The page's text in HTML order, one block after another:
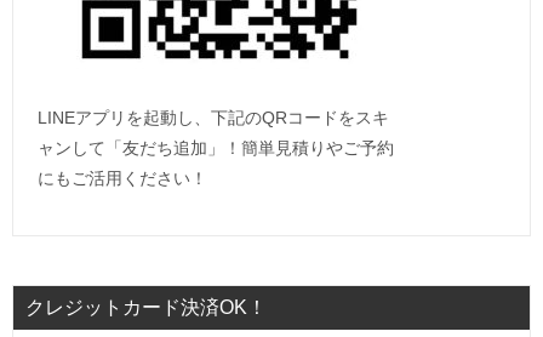
LINEアプリを起動し、下記のQRコードをスキ
ャンして「友だち追加」！簡単見積りやご予約
にもご活用ください！
クレジットカード決済OK！